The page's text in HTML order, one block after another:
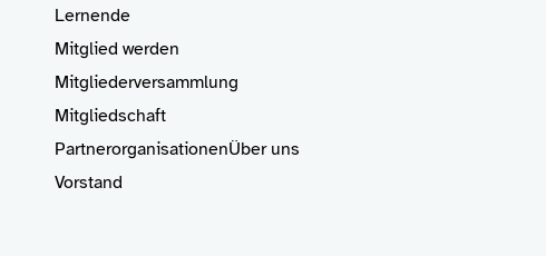
Lernende
Mitgliedwerden
Mitgliederversammlung
Mitgliedschaft
PartnerorganisationenÜber uns
Vorstand